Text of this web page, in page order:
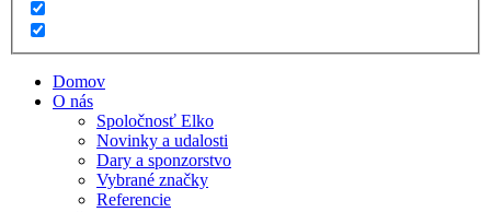
Domov
O nás
Spoločnosť Elko
Novinky a udalosti
Dary a sponzorstvo
Vybrané značky
Referencie